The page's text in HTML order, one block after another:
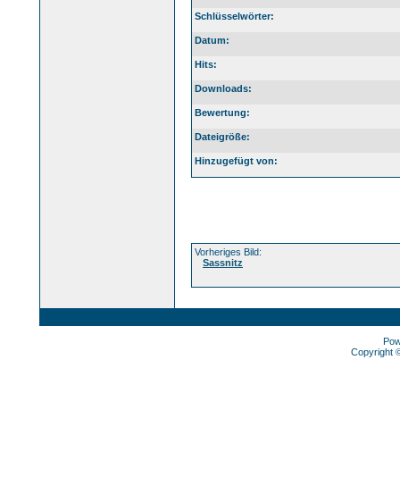
Schlüsselwörter:
Datum:
Hits:
Downloads:
Bewertung:
Dateigröße:
Hinzugefügt von:
Vorheriges Bild:
Sassnitz
Copyright